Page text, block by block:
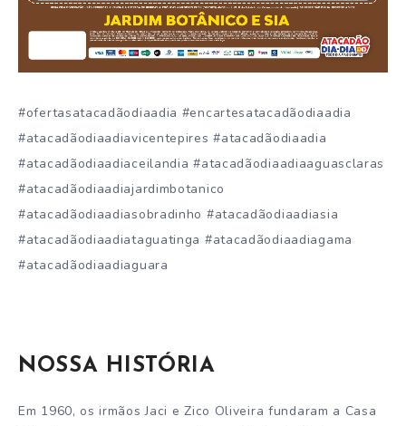
#ofertasatacadãodiaadia #encartesatacadãodiaadia
#atacadãodiaadiavicentepires #atacadãodiaadia
#atacadãodiaadiaceilandia #atacadãodiaadiaaguasclaras
#atacadãodiaadiajardimbotanico
#atacadãodiaadiasobradinho #atacadãodiaadiasia
#atacadãodiaadiataguatinga #atacadãodiaadiagama
#atacadãodiaadiaguara
NOSSA HISTÓRIA
Em 1960, os irmãos Jaci e Zico Oliveira fundaram a Casa